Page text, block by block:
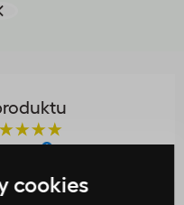
cookies